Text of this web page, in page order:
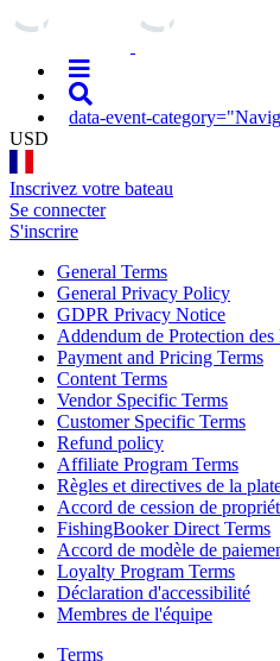
data-event-
USD
Inscrivez votre bateau
Se connecter
S'inscrire
General Terms
General Privacy Policy
GDPR Privacy Notice
Addendum de Protection des
Payment and Pricing Terms
Content Terms
Vendor Specific Terms
Customer Specific Terms
Refund policy
Affiliate Program Terms
Règles et directives de la
Accord de cession de
FishingBooker Direct Terms
Accord de modèle de
Loyalty Program Terms
Déclaration d'accessibilité
Membres de l'équipe
Terms